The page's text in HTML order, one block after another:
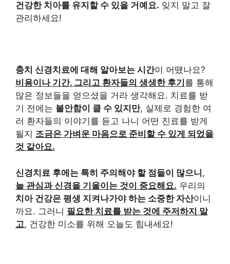
건강한 치아를 유지할 수 있을 거예요. 잊지 말고 잘
관리하세요!
충치 신경치료에 대해 알아보는 시간이 어땠나요?
비용이나 기간, 그리고 환자들의 생생한 후기 를 통해
많은 정보들을 얻으셨을 거라 생각해요. 치료를 받
기 전에는 불안함이 클 수 있지만, 실제로 경험한 여
러 환자들의 이야기를 듣고 나니 어떤 진료를 받게
될지 조금은 가벼운 마음으로 준비할 수 있게 되었을
것 같아요.
신경치료 후에는 특히 주의해야 할 점들이 많으니,
늘 관심과 신경을 기울이는 것이 중요해요. 우리의
치아 건강은 평생 지켜나가야 하는 소중한 자산이니
까요. 그러니 필요한 치료를 받는 것에 주저하지 말
고, 건강한 미소를 위해 오늘도 힘내세요!